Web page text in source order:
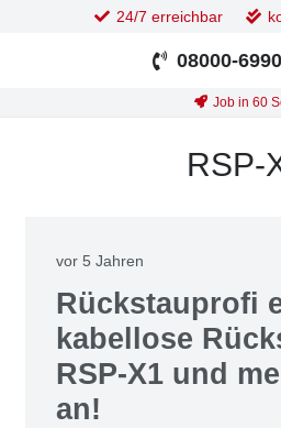
24/7 erreichbar
08000-
Job in 60
RSP-
vor 5 Jahren
Rück­stau­pro­fi
kabel­lo­se
RSP-X1 und
an!